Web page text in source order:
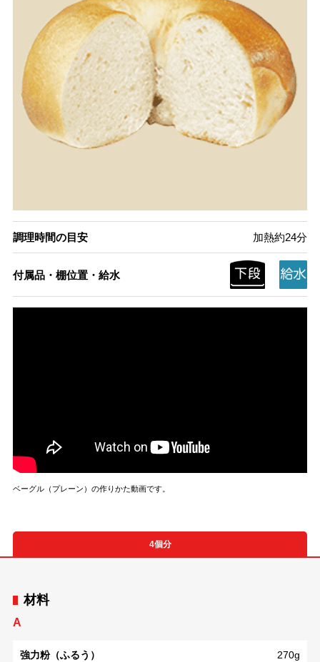
調理時間の目安 加熱約24分
付属品・棚位置・給水
ベーグル（プレーン）の作りかた動画です。
4個分
材料
A
強力粉（ふるう） 270g